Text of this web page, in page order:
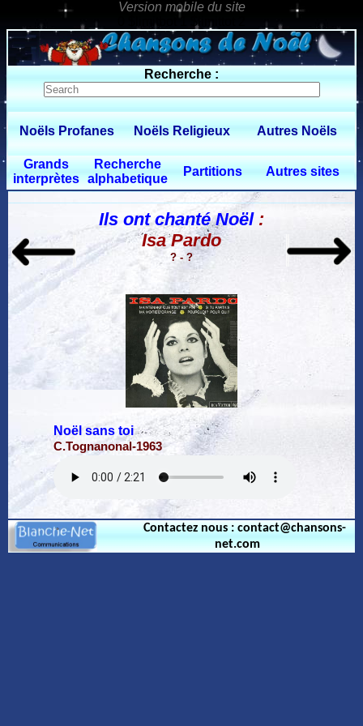
0 $limitbot 1 $limittot 2
Recherche :
Noëls Profanes Noëls Religieux Autres Noëls
Grands
interprètes
Recherche
alphabetique
Partitions Autres sites
Ils ont chanté Noël:
Isa Pardo
? - ?
Noël sans toi
C.Tognanonal-1963
Contactez nous : contact@chansons-
net.com